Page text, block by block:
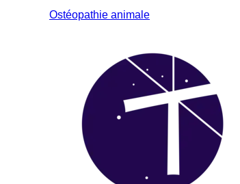
Ostéopathie animale